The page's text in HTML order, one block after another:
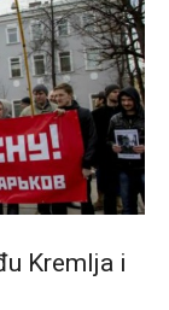
Kremlja i